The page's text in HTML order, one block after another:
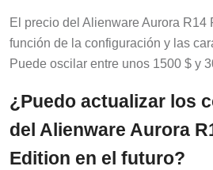
El precio del Alienware Aurora R14
función de la configuración y las
Puede oscilar entre unos 1500 $ y
¿Puedo actualizar los
del Alienware Aurora
Edition en el futuro?